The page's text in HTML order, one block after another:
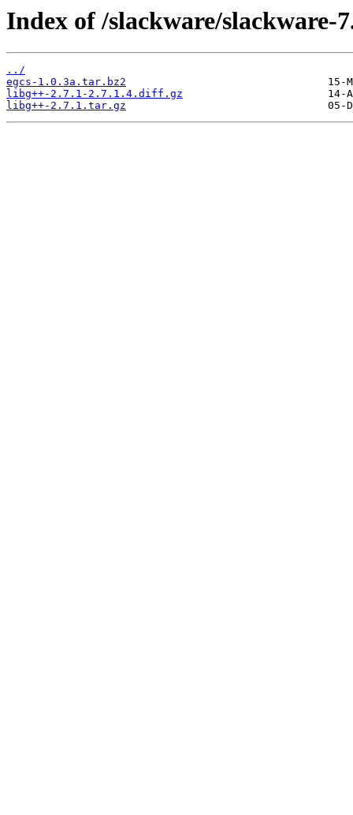
Index of /slackware/slackware-
../
egcs-1.0.3a.tar.bz2
libg++-2.7.1-2.7.1.4.diff.gz
libg++-2.7.1.tar.gz